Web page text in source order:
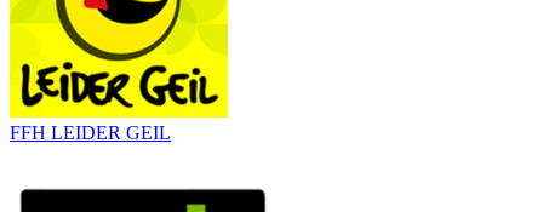
FFH LEIDER GEIL